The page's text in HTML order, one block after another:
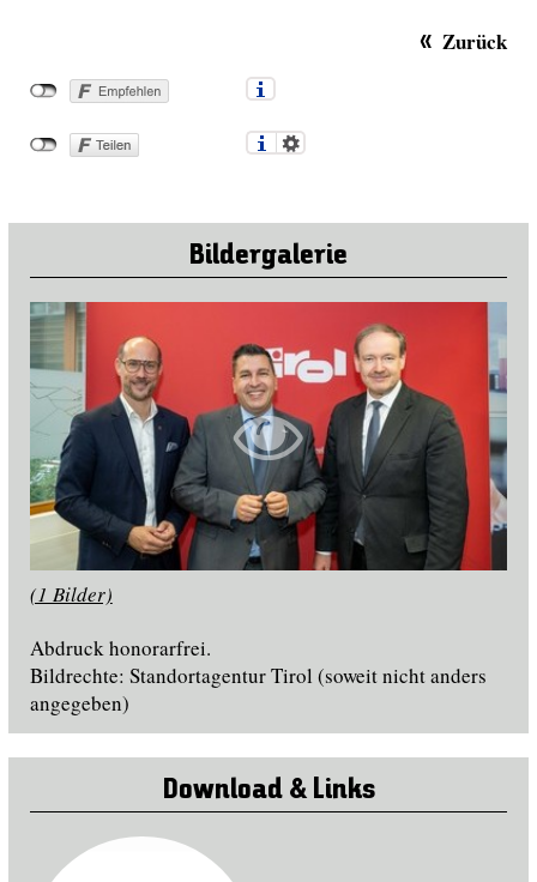
Zurück
Bildergalerie
(1 Bilder)
Abdruck honorarfrei.
Bildrechte: Standortagentur Tirol (soweit nicht anders
angegeben)
Download & Links